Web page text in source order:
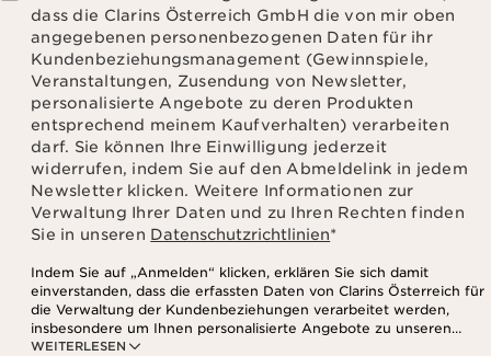
dass die Clarins Österreich GmbH die von mir oben
angegebenen personenbezogenen Daten für ihr
Kundenbeziehungsmanagement (Gewinnspiele,
Veranstaltungen, Zusendung von Newsletter,
personalisierte Angebote zu deren Produkten
entsprechend meinem Kaufverhalten) verarbeiten
darf. Sie können Ihre Einwilligung jederzeit
widerrufen, indem Sie auf den Abmeldelink in jedem
Newsletter klicken. Weitere Informationen zur
Verwaltung Ihrer Daten und zu Ihren Rechten finden
Sie in unseren Datenschutzrichtlinien*
WEITERLESEN
Indem Sie auf „Anmelden“ klicken, erklären Sie sich damit
einverstanden, dass die erfassten Daten von Clarins Österreich für
die Verwaltung der Kundenbeziehungen verarbeitet werden,
insbesondere um Ihnen personalisierte Angebote zu unseren
Produkten und Dienstleistungen entsprechend Ihrem